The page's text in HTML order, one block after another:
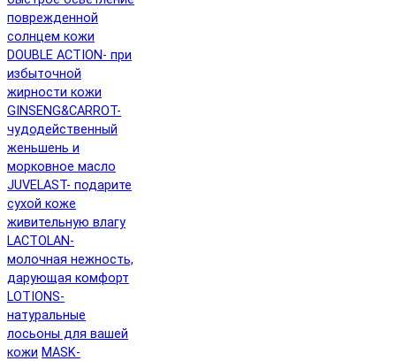
поврежденной
солнцем кожи
DOUBLE ACTION- при
избыточной
жирности кожи
GINSENG&CARROT-
чудодейственный
женьшень и
морковное масло
JUVELAST- подарите
сухой коже
живительную влагу
LACTOLAN-
молочная нежность,
дарующая комфорт
LOTIONS-
натуральные
лосьоны для вашей
кожи MASK-